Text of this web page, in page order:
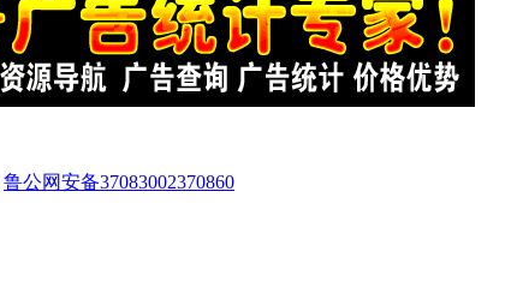
鲁公网安备37083002370860